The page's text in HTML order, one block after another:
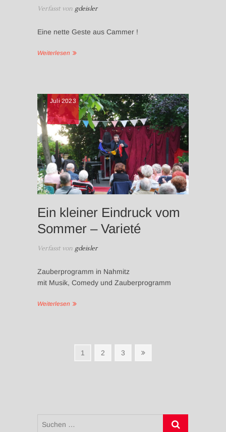
Verfasst von gdeisler
Eine nette Geste aus Cammer !
Weiterlesen
Juli 2023
Ein kleiner Eindruck vom
Sommer – Varieté
Verfasst von gdeisler
Zauberprogramm in Nahmitz
mit Musik, Comedy und Zauberprogramm
Weiterlesen
Seitennummerierung
Seite
1 Seite
2 Seite
3
Nächste
Seite
Suchen